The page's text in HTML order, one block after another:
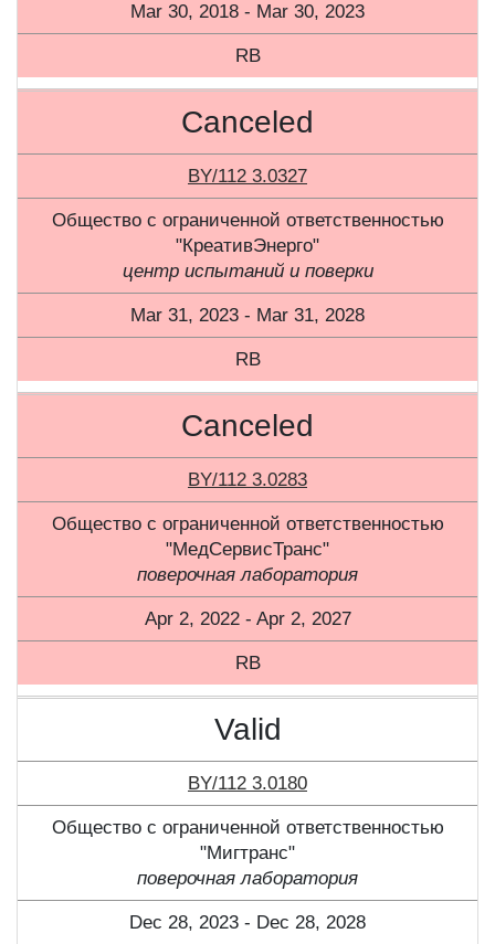
Mar 30, 2018 - Mar 30, 2023
RB
Canceled
BY/112 3.0327
Общество с ограниченной ответственностью
"КреативЭнерго"
центр испытаний и поверки
Mar 31, 2023 - Mar 31, 2028
RB
Canceled
BY/112 3.0283
Общество с ограниченной ответственностью
"МедСервисТранс"
поверочная лаборатория
Apr 2, 2022 - Apr 2, 2027
RB
Valid
BY/112 3.0180
Общество с ограниченной ответственностью
"Мигтранс"
поверочная лаборатория
Dec 28, 2023 - Dec 28, 2028